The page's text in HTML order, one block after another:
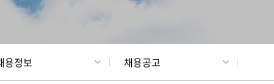
용정보 채용공고